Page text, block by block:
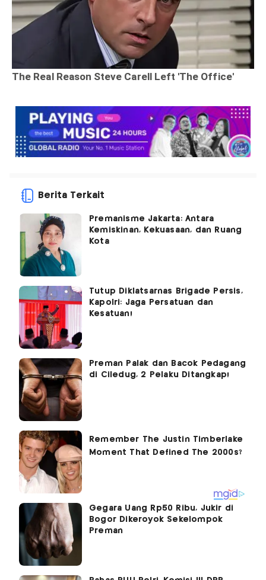
Berita Terkait
Premanisme Jakarta: Antara
Kemiskinan, Kekuasaan, dan Ruang
Kota
Tutup Diklatsarnas Brigade Persis,
Kapolri: Jaga Persatuan dan
Kesatuan!
Preman Palak dan Bacok Pedagang
di Ciledug, 2 Pelaku Ditangkap!
Gegara Uang Rp50 Ribu, Jukir di
Bogor Dikeroyok Sekelompok
Preman